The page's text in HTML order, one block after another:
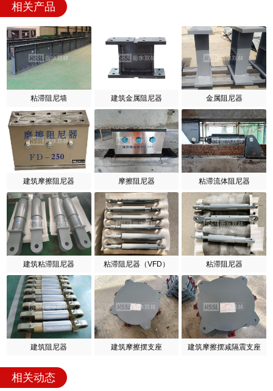
相关产品
粘滞阻尼墙 建筑金属阻尼器 金属阻尼器
建筑摩擦阻尼器 摩擦阻尼器 粘滞流体阻尼器
建筑粘滞阻尼器 粘滞阻尼器（VFD） 粘滞阻尼器
建筑阻尼器 建筑摩擦摆支座 建筑摩擦摆减隔震支座
相关动态